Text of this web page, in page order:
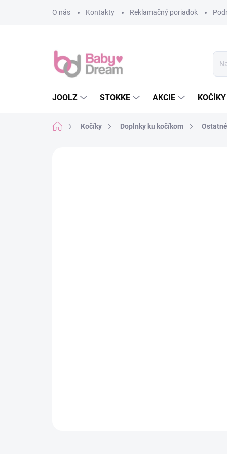
O nás
Kontakty Reklamačný poriadok
JOOLZ STOKKE AKCIE KOČÍKY
DomovKočíky Doplnky ku kočíkom Ostatné